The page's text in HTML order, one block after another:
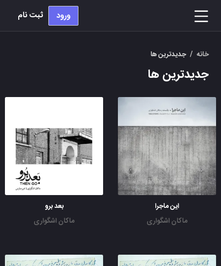
ورود ثبت نام
خانه / جدیدترین ها
جدیدترین ها
این ماجرا
ماکان اشگواری
بعد برو
ماکان اشگواری